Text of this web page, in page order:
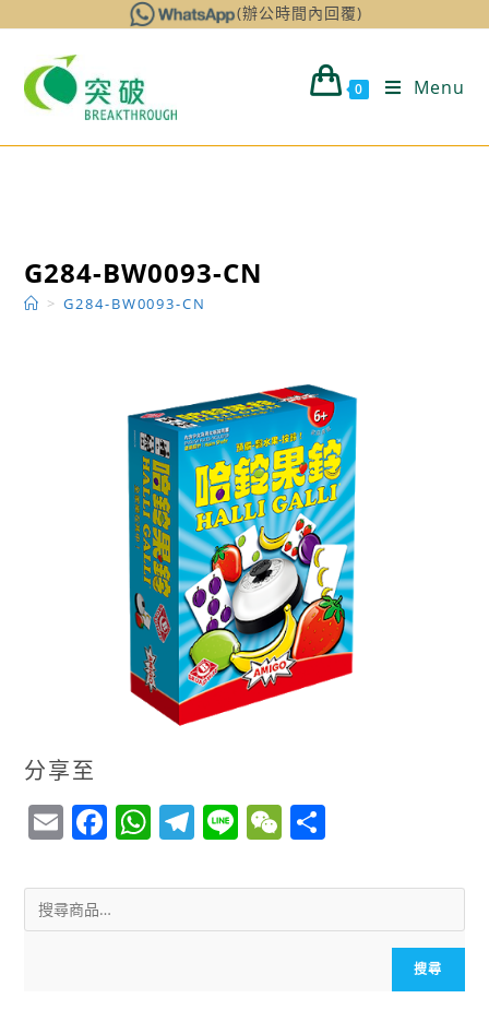
to
content
(辦公時間內回覆)
0 Menu
G284-BW0093-CN
> G284-BW0093-CN
分享至
E
m
ai
l
F
a
c
e
W
h
a
ts
T
el
e
g
Li
n
e
W
e
C
h
a
r
搜尋